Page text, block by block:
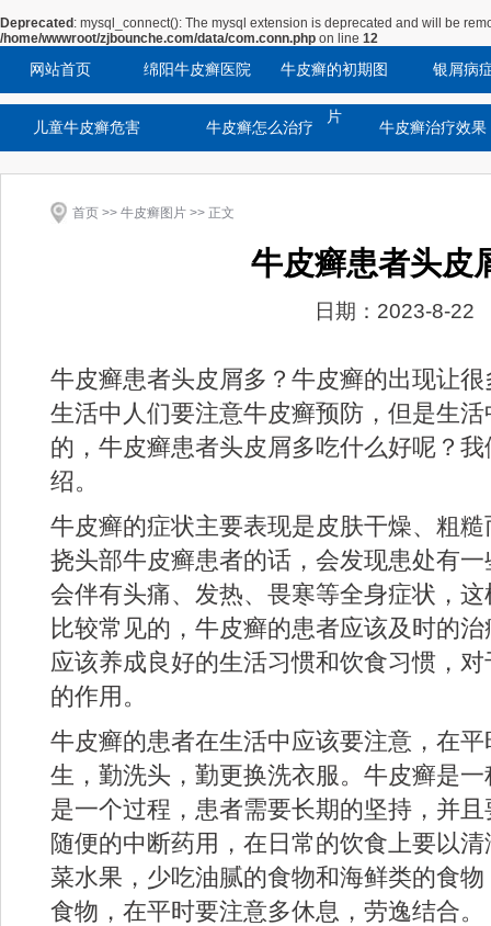
Deprecated : mysql_connect(): The mysql extension is deprecated and will be
/home/wwwroot/zjbounche.com/data/com.conn.php on line 12
网站首页 绵阳牛皮癣医院 牛皮癣的初期图
片
银屑病
儿童牛皮癣危害 牛皮癣怎么治疗 牛皮癣治疗效果
首页 >> 牛皮癣图片 >> 正文
牛皮癣患者头皮
日期：2023-8-22
牛皮癣患者头皮屑多？牛皮癣的出现让
生活中人们要注意牛皮癣预防，但是生
的，牛皮癣患者头皮屑多吃什么好呢？
绍。
牛皮癣的症状主要表现是皮肤干燥、粗
挠头部牛皮癣患者的话，会发现患处有
会伴有头痛、发热、畏寒等全身症状，
比较常见的，牛皮癣的患者应该及时的
应该养成良好的生活习惯和饮食习惯，
的作用。
牛皮癣的患者在生活中应该要注意，在
生，勤洗头，勤更换洗衣服。牛皮癣是
是一个过程，患者需要长期的坚持，并
随便的中断药用，在日常的饮食上要以
菜水果，少吃油腻的食物和海鲜类的食
食物，在平时要注意多休息，劳逸结合。